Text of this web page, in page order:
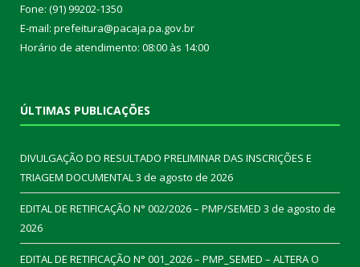
Fone: (91) 99202-1350
E-mail: prefeitura@pacaja.pa.gov.br
Horário de atendimento: 08:00 às 14:00
ÚLTIMAS PUBLICAÇÕES
DIVULGAÇÃO DO RESULTADO PRELIMINAR DAS INSCRIÇÕES E
TRIAGEM DOCUMENTAL3 de agosto de 2026
EDITAL DE RETIFICAÇÃO N° 002/2026 – PMP/SEMED 3 de agosto de
2026
EDITAL DE RETIFICAÇÃO N° 001_2026 – PMP_SEMED – ALTERA O